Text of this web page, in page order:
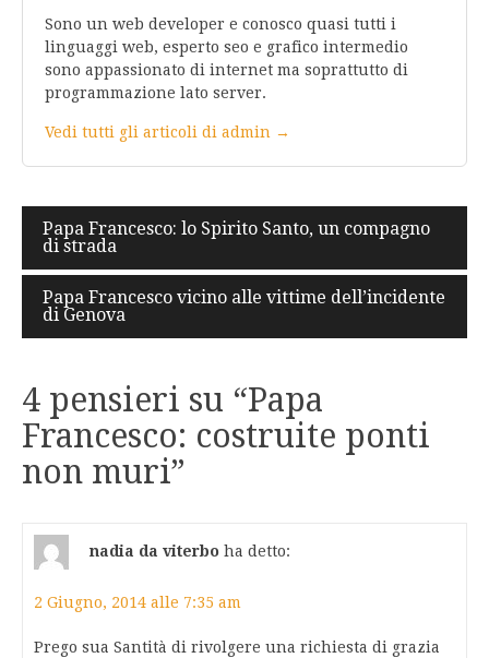
Sono un web developer e conosco quasi tutti i
linguaggi web, esperto seo e grafico intermedio
sono appassionato di internet ma soprattutto di
programmazione lato server.
Vedi tutti gli articoli di admin →
Navigazione
articoli
Papa Francesco: lo Spirito Santo, un compagno
di strada
Papa Francesco vicino alle vittime dell’incidente
di Genova
4 pensieri su “Papa
Francesco: costruite ponti
non muri”
nadia da viterbo ha detto:
2 Giugno, 2014 alle 7:35 am
Prego sua Santità di rivolgere una richiesta di grazia